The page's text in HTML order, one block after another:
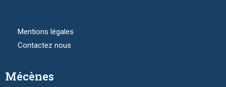
Mentions légales
Contactez nous
Mécènes